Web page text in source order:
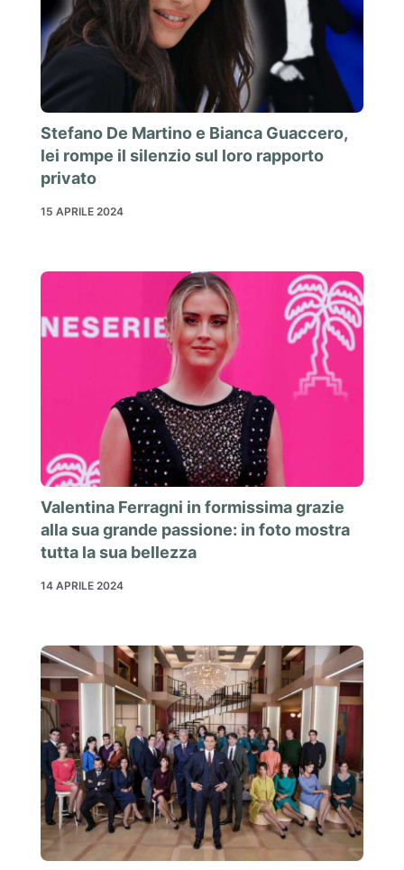
Stefano De Martino e Bianca Guaccero,
lei rompe il silenzio sul loro rapporto
privato
15 APRILE 2024
Valentina Ferragni in formissima grazie
alla sua grande passione: in foto mostra
tutta la sua bellezza
14 APRILE 2024